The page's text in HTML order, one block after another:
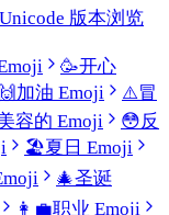
版本浏览
🥳开心
🙌 加油 Emoji ⚠️冒
容的 Emoji 😳反
🏖️夏日 Emoji
🎄圣诞
👩‍💼职业 Emoji